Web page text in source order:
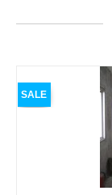
SALE